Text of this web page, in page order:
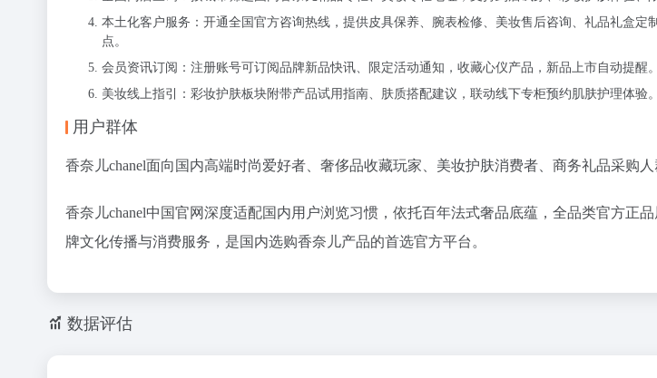
本土化客户服务：开通全国官方咨询热线，提供皮具保养、腕表检修、美妆售后咨询、礼品礼盒定
点。
会员资讯订阅：注册账号可订阅品牌新品快讯、限定活动通知，收藏心仪产品，新品上市自动提醒。
美妆线上指引：彩妆护肤板块附带产品试用指南、肤质搭配建议，联动线下专柜预约肌肤护理体验。
用户群体
香奈儿chanel面向国内高端时尚爱好者、奢侈品收藏玩家、美妆护肤消费者、商务礼品采购人
香奈儿chanel中国官网深度适配国内用户浏览习惯，依托百年法式奢品底蕴，全品类官方正
牌文化传播与消费服务，是国内选购香奈儿产品的首选官方平台。
数据评估